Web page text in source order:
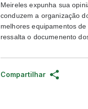
Meireles expunha sua
conduzem a organização
melhores equipamentos
ressalta o documenento
Compartilhar